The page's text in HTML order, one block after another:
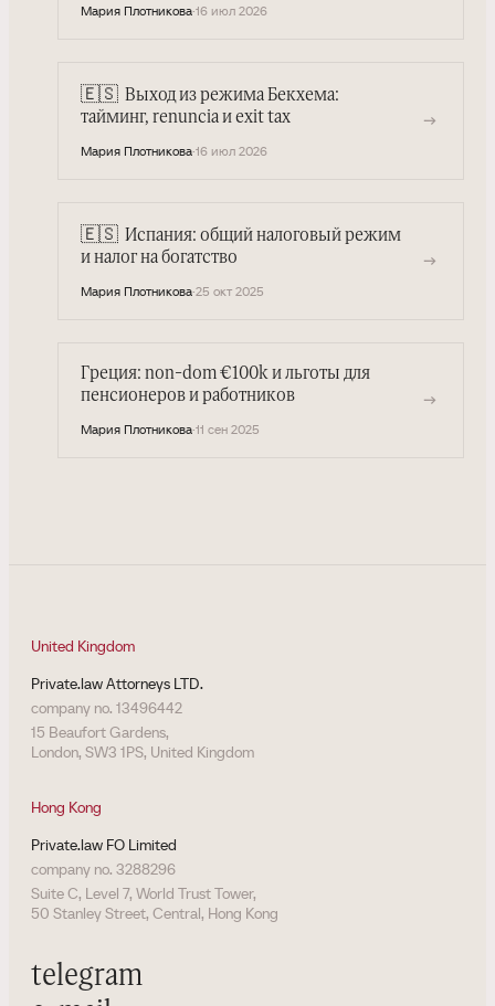
Мария Плотникова·16 июл 2026
🇪🇸 Выход из режима Бекхема:
тайминг, renuncia и exit tax
Мария Плотникова·16 июл 2026
→
🇪🇸 Испания: общий налоговый режим
и налог на богатство
Мария Плотникова·25 окт 2025
→
Греция: non-dom €100k и льготы для
пенсионеров и работников
Мария Плотникова·11 сен 2025
→
United Kingdom
Private.law Attorneys LTD.
company no. 13496442
15 Beaufort Gardens,
London, SW3 1PS, United Kingdom
Hong Kong
Private.law FO Limited
company no. 3288296
Suite C, Level 7, World Trust Tower,
50 Stanley Street, Central, Hong Kong
telegram